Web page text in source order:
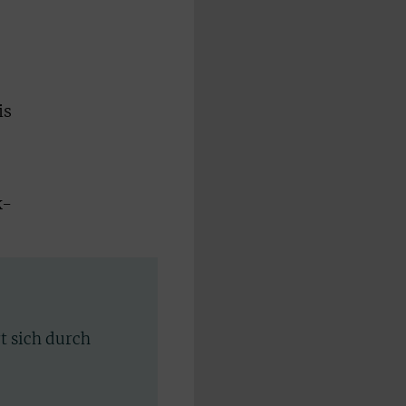
sich durch